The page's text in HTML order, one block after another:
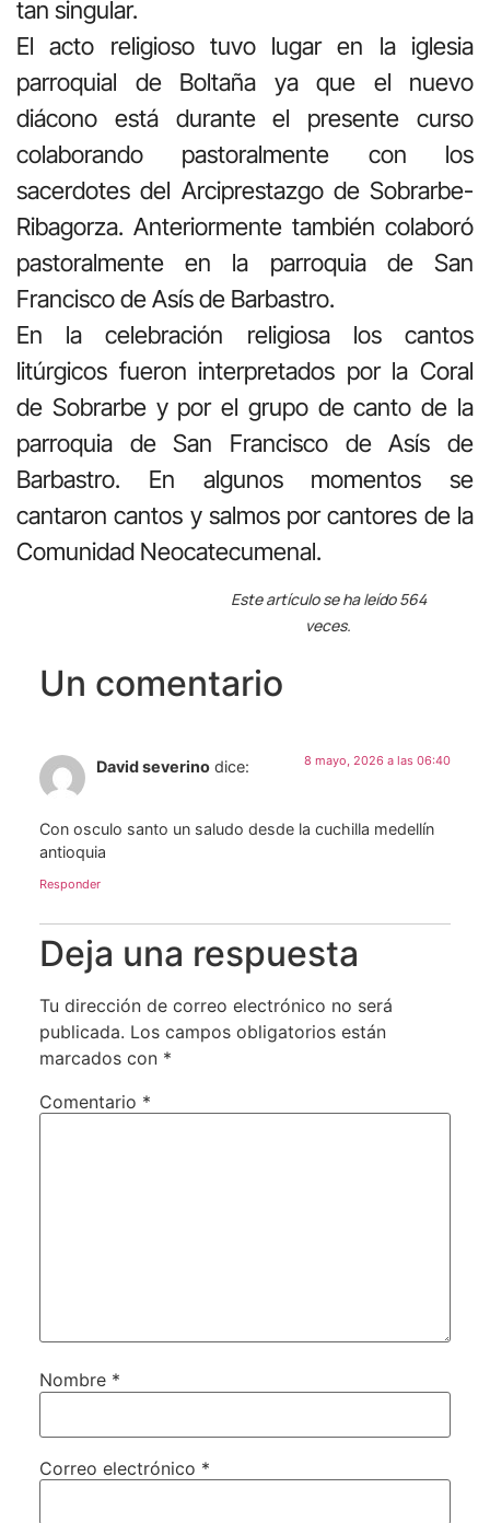
tan singular.
El acto religioso tuvo lugar en la iglesia
parroquial de Boltaña ya que el nuevo
diácono está durante el presente curso
colaborando pastoralmente con los
sacerdotes del Arciprestazgo de Sobrarbe-
Ribagorza. Anteriormente también colaboró
pastoralmente en la parroquia de San
Francisco de Asís de Barbastro.
En la celebración religiosa los cantos
litúrgicos fueron interpretados por la Coral
de Sobrarbe y por el grupo de canto de la
parroquia de San Francisco de Asís de
Barbastro. En algunos momentos se
cantaron cantos y salmos por cantores de la
Comunidad Neocatecumenal.
Este artículo se ha leído 564
veces.
Un comentario
David severino dice: 8 mayo, 2026 a las 06:40
Con osculo santo un saludo desde la cuchilla medellín
antioquia
Responder
Deja una respuesta
Tu dirección de correo electrónico no será
publicada. Los campos obligatorios están
marcados con *
Comentario *
Nombre *
Correo electrónico *